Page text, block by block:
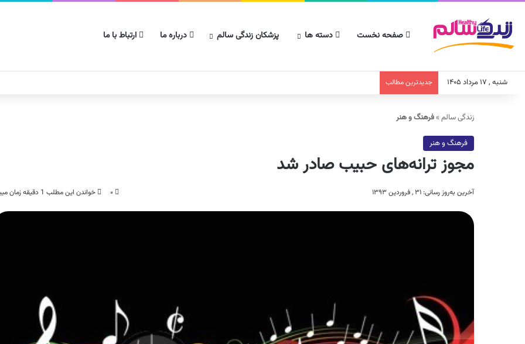
صفحه نخست دسته ها پزشکان زندگی سالم درباره ما ارتباط با ما
شنبه , ۱۷ مرداد ۱۴۰۵ جدیدترین مطالب
زندگی سالم »فرهنگ و هنر
فرهنگ و هنر
مجوز ترانه‌های حبیب صادر شد
آخرین به‌روز رسانی: ۳۱ , فروردین ۱۳۹۳ ۰ خواندن این مطلب 1 دقیقه زمان میبرد